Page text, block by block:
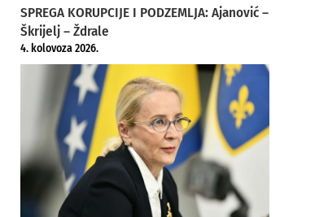
SPREGA KORUPCIJE I PODZEMLJA: Ajanović –
Škrijelj – Ždrale
4. kolovoza 2026.